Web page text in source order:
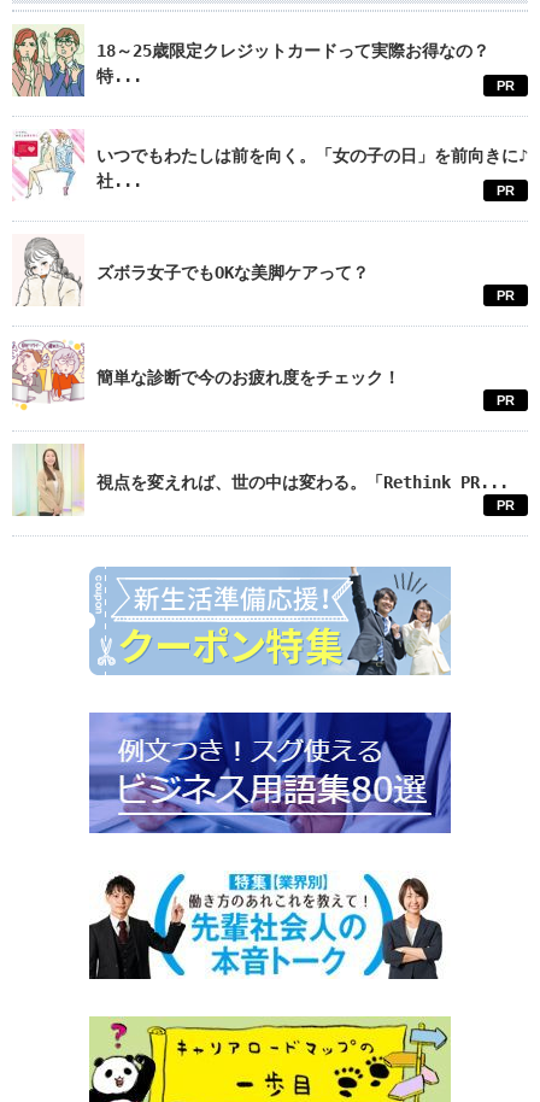
18～25歳限定クレジットカードって実際お得なの？
特...
PR
いつでもわたしは前を向く。「女の子の日」を前向きに♪
社...
PR
ズボラ女子でもOKな美脚ケアって？
PR
簡単な診断で今のお疲れ度をチェック！
PR
視点を変えれば、世の中は変わる。「Rethink PR...
PR